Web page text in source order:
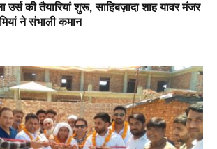
उर्स की तैयारियां शुरू, साहिबज़ादा शाह यावर मंजर
ने संभाली कमान